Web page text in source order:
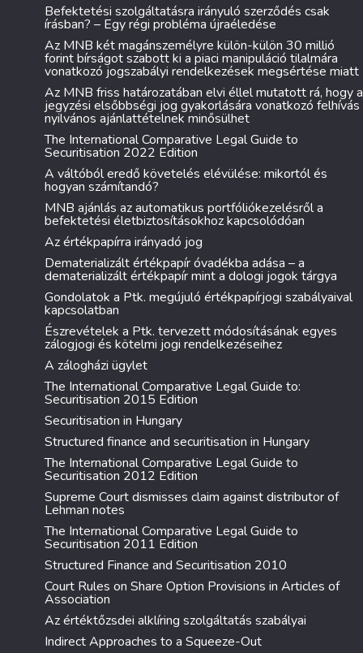
Befektetési szolgáltatásra irányuló szerződés csak
írásban? – Egy régi probléma újraéledése
Az MNB két magánszemélyre külön-külön 30 millió
forint bírságot szabott ki a piaci manipuláció tilalmára
vonatkozó jogszabályi rendelkezések megsértése miatt
Az MNB friss határozatában elvi éllel mutatott rá, hogy a
jegyzési elsőbbségi jog gyakorlására vonatkozó felhívás
nyilvános ajánlattételnek minősülhet
The International Comparative Legal Guide to
Securitisation 2022 Edition
A váltóból eredő követelés elévülése: mikortól és
hogyan számítandó?
MNB ajánlás az automatikus portfóliókezelésről a
befektetési életbiztosításokhoz kapcsolódóan
Az értékpapírra irányadó jog
Dematerializált értékpapír óvadékba adása – a
dematerializált értékpapír mint a dologi jogok tárgya
Gondolatok a Ptk. megújuló értékpapírjogi szabályaival
kapcsolatban
Észrevételek a Ptk. tervezett módosításának egyes
zálogjogi és kötelmi jogi rendelkezéseihez
A zálogházi ügylet
The International Comparative Legal Guide to:
Securitisation 2015 Edition
Securitisation in Hungary
Structured finance and securitisation in Hungary
The International Comparative Legal Guide to
Securitisation 2012 Edition
Supreme Court dismisses claim against distributor of
Lehman notes
The International Comparative Legal Guide to
Securitisation 2011 Edition
Structured Finance and Securitisation 2010
Court Rules on Share Option Provisions in Articles of
Association
Az értéktőzsdei alklíring szolgáltatás szabályai
Indirect Approaches to a Squeeze-Out